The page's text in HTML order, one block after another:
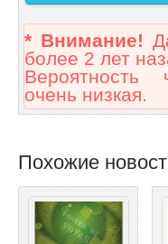
* Внимание!
более 2 лет
очень низкая.
Похожие